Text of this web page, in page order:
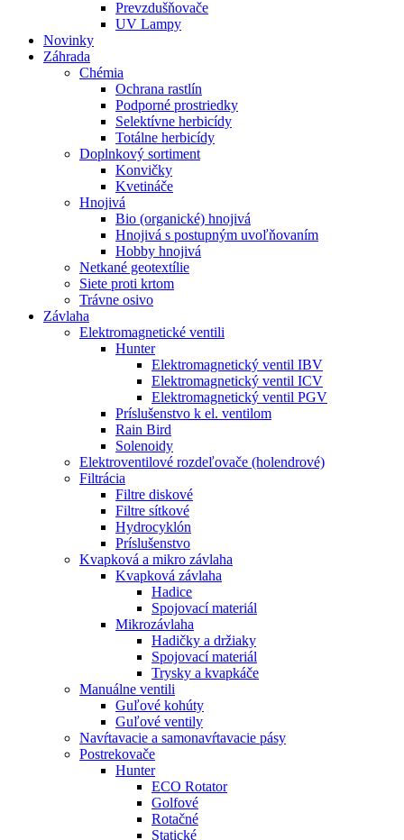
Prevzdušňovače
UV Lampy
Novinky
Záhrada
Chémia
Ochrana rastlín
Podporné prostriedky
Selektívne herbicídy
Totálne herbicídy
Doplnkový sortiment
Konvičky
Kvetináče
Hnojivá
Bio (organické) hnojivá
Hnojivá s postupným uvoľňovaním
Hobby hnojivá
Netkané geotextílie
Siete proti krtom
Trávne osivo
Závlaha
Elektromagnetické ventili
Hunter
Elektromagnetický ventil IBV
Elektromagnetický ventil ICV
Elektromagnetický ventil PGV
Príslušenstvo k el. ventilom
Rain Bird
Solenoidy
Elektroventilové rozdeľovače (holendrové)
Filtrácia
Filtre diskové
Filtre sítkové
Hydrocyklón
Príslušenstvo
Kvapková a mikro závlaha​
Kvapková závlaha
Hadice
Spojovací materiál
Mikrozávlaha
Hadičky a držiaky
Spojovací materiál
Trysky a kvapkáče
Manuálne ventili
Guľové kohúty
Guľové ventily
Navŕtavacie a samonavŕtavacie pásy
Postrekovače
Hunter
ECO Rotator
Golfové
Rotačné
Statické